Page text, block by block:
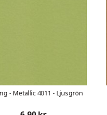
- Metallic 4011 - Ljusgrön